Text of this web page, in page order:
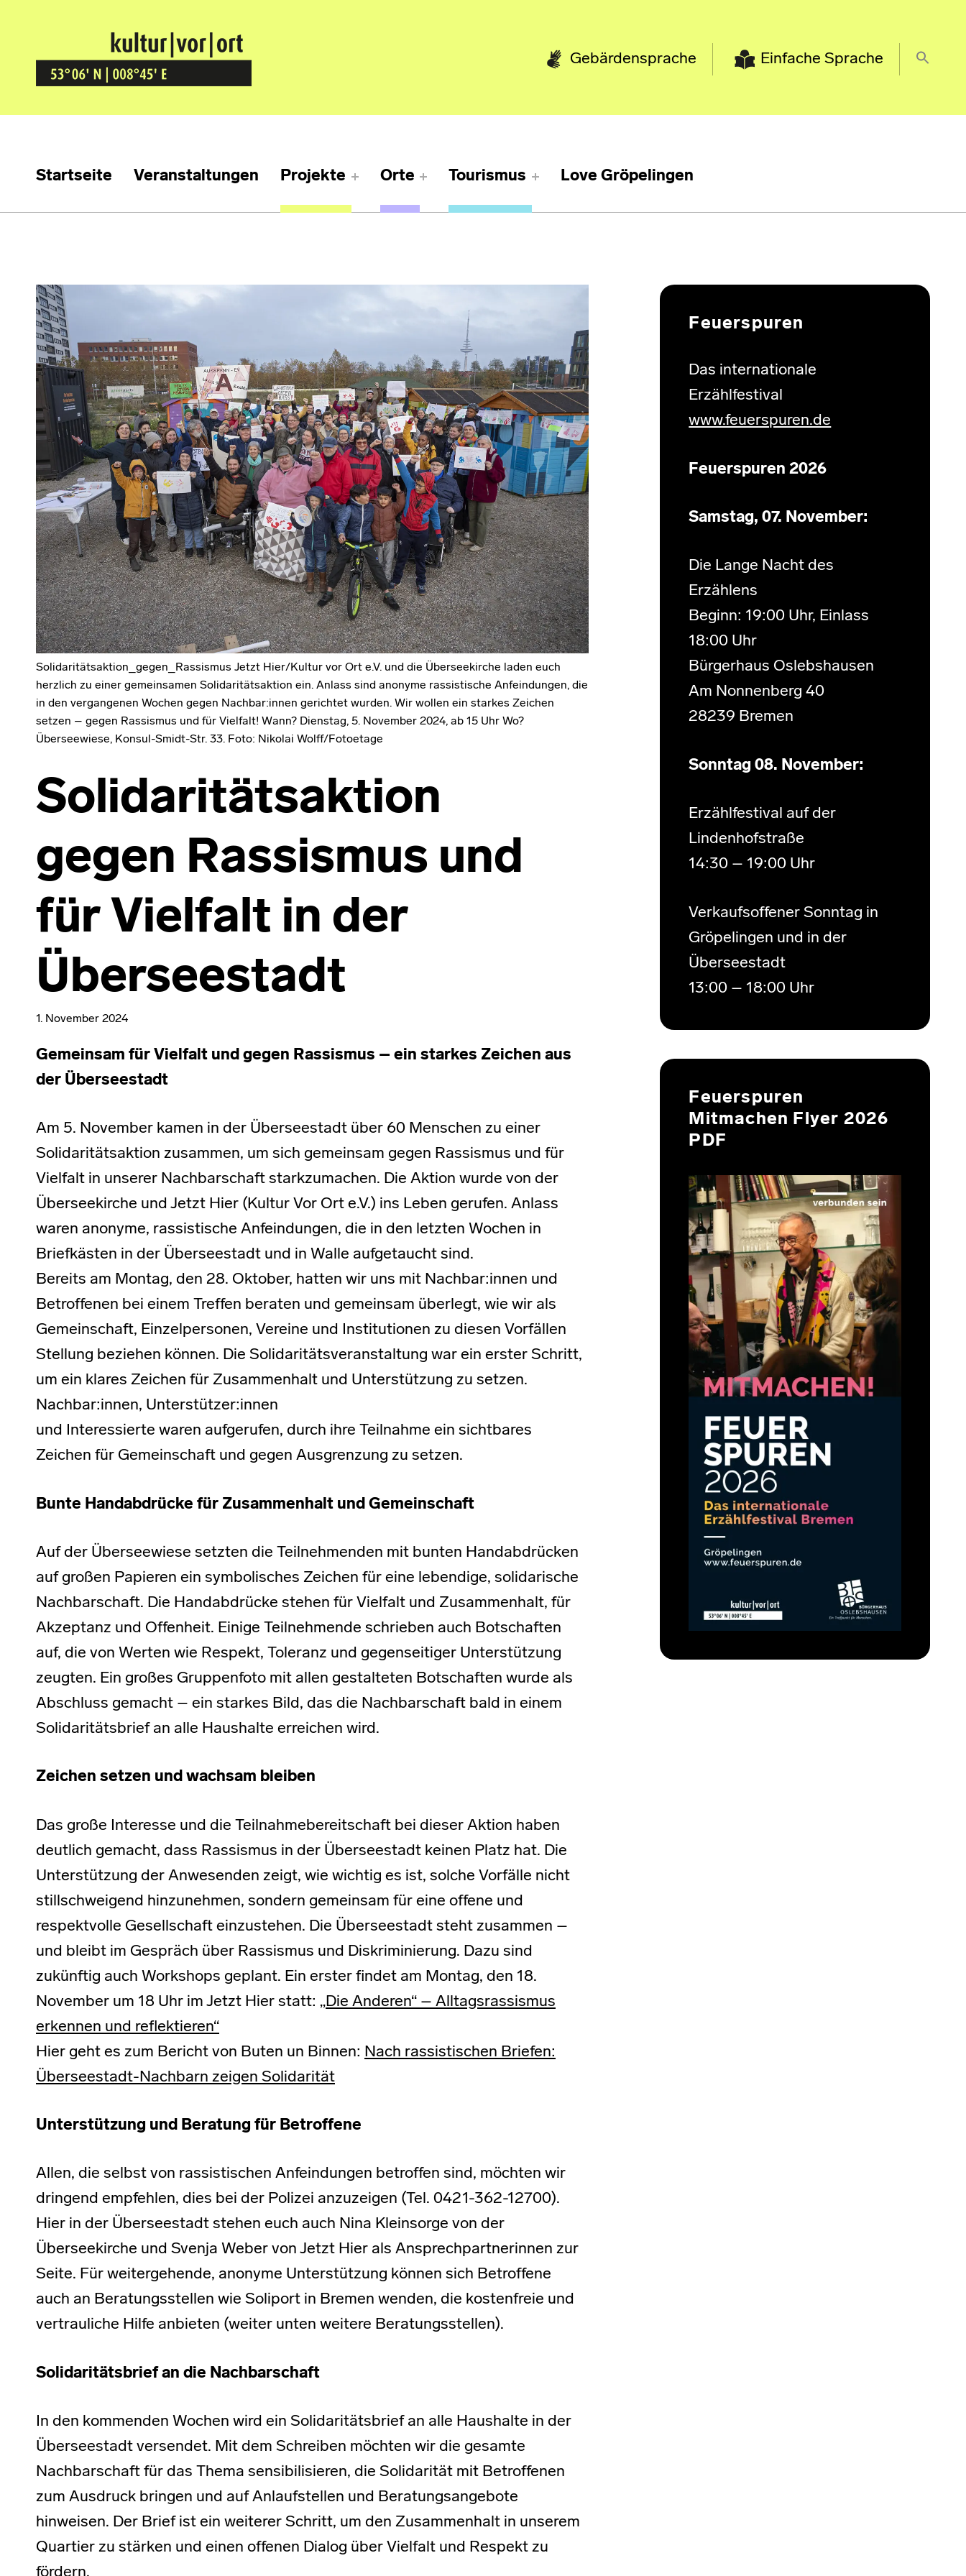
Kultur Vor Ort
BREMEN GRÖPELINGEN Gebärdensprache Einfache Sprache
Startseite Veranstaltungen Projekte Orte Tourismus Love Gröpelingen
Solidaritätsaktion_gegen_Rassismus Jetzt Hier/Kultur vor Ort e.V. und die Überseekirche laden euch
herzlich zu einer gemeinsamen Solidaritätsaktion ein. Anlass sind anonyme rassistische Anfeindungen, die
in den vergangenen Wochen gegen Nachbar:innen gerichtet wurden. Wir wollen ein starkes Zeichen
setzen – gegen Rassismus und für Vielfalt! Wann? Dienstag, 5. November 2024, ab 15 Uhr Wo?
Überseewiese, Konsul-Smidt-Str. 33. Foto: Nikolai Wolff/Fotoetage
Solidaritätsaktion
gegen Rassismus und
für Vielfalt in der
Überseestadt
1. November 2024
Gemeinsam für Vielfalt und gegen Rassismus – ein starkes Zeichen aus
der Überseestadt
Am 5. November kamen in der Überseestadt über 60 Menschen zu einer
Solidaritätsaktion zusammen, um sich gemeinsam gegen Rassismus und für
Vielfalt in unserer Nachbarschaft starkzumachen. Die Aktion wurde von der
Überseekirche und Jetzt Hier (Kultur Vor Ort e.V.) ins Leben gerufen. Anlass
waren anonyme, rassistische Anfeindungen, die in den letzten Wochen in
Briefkästen in der Überseestadt und in Walle aufgetaucht sind.
Bereits am Montag, den 28. Oktober, hatten wir uns mit Nachbar:innen und
Betroffenen bei einem Treffen beraten und gemeinsam überlegt, wie wir als
Gemeinschaft, Einzelpersonen, Vereine und Institutionen zu diesen Vorfällen
Stellung beziehen können. Die Solidaritätsveranstaltung war ein erster Schritt,
um ein klares Zeichen für Zusammenhalt und Unterstützung zu setzen.
Nachbar:innen, Unterstützer:innen
und Interessierte waren aufgerufen, durch ihre Teilnahme ein sichtbares
Zeichen für Gemeinschaft und gegen Ausgrenzung zu setzen.
Bunte Handabdrücke für Zusammenhalt und Gemeinschaft
Auf der Überseewiese setzten die Teilnehmenden mit bunten Handabdrücken
auf großen Papieren ein symbolisches Zeichen für eine lebendige, solidarische
Nachbarschaft. Die Handabdrücke stehen für Vielfalt und Zusammenhalt, für
Akzeptanz und Offenheit. Einige Teilnehmende schrieben auch Botschaften
auf, die von Werten wie Respekt, Toleranz und gegenseitiger Unterstützung
zeugten. Ein großes Gruppenfoto mit allen gestalteten Botschaften wurde als
Abschluss gemacht – ein starkes Bild, das die Nachbarschaft bald in einem
Solidaritätsbrief an alle Haushalte erreichen wird.
Zeichen setzen und wachsam bleiben
Das große Interesse und die Teilnahmebereitschaft bei dieser Aktion haben
deutlich gemacht, dass Rassismus in der Überseestadt keinen Platz hat. Die
Unterstützung der Anwesenden zeigt, wie wichtig es ist, solche Vorfälle nicht
stillschweigend hinzunehmen, sondern gemeinsam für eine offene und
respektvolle Gesellschaft einzustehen. Die Überseestadt steht zusammen –
und bleibt im Gespräch über Rassismus und Diskriminierung. Dazu sind
zukünftig auch Workshops geplant. Ein erster findet am Montag, den 18.
November um 18 Uhr im Jetzt Hier statt: „Die Anderen“ – Alltagsrassismus
erkennen und reflektieren“
Hier geht es zum Bericht von Buten un Binnen: Nach rassistischen Briefen:
Überseestadt-Nachbarn zeigen Solidarität
Unterstützung und Beratung für Betroffene
Allen, die selbst von rassistischen Anfeindungen betroffen sind, möchten wir
dringend empfehlen, dies bei der Polizei anzuzeigen (Tel. 0421-362-12700).
Hier in der Überseestadt stehen euch auch Nina Kleinsorge von der
Überseekirche und Svenja Weber von Jetzt Hier als Ansprechpartnerinnen zur
Seite. Für weitergehende, anonyme Unterstützung können sich Betroffene
auch an Beratungsstellen wie Soliport in Bremen wenden, die kostenfreie und
vertrauliche Hilfe anbieten (weiter unten weitere Beratungsstellen).
Solidaritätsbrief an die Nachbarschaft
In den kommenden Wochen wird ein Solidaritätsbrief an alle Haushalte in der
Überseestadt versendet. Mit dem Schreiben möchten wir die gesamte
Nachbarschaft für das Thema sensibilisieren, die Solidarität mit Betroffenen
zum Ausdruck bringen und auf Anlaufstellen und Beratungsangebote
hinweisen. Der Brief ist ein weiterer Schritt, um den Zusammenhalt in unserem
Quartier zu stärken und einen offenen Dialog über Vielfalt und Respekt zu
Feuerspuren
Das internationale
Erzählfestival
www.feuerspuren.de
Feuerspuren 2026
Samstag, 07. November:
Die Lange Nacht des
Erzählens
Beginn: 19:00 Uhr, Einlass
18:00 Uhr
Bürgerhaus Oslebshausen
Am Nonnenberg 40
28239 Bremen
Sonntag 08. November:
Erzählfestival auf der
Lindenhofstraße
14:30 – 19:00 Uhr
Verkaufsoffener Sonntag in
Gröpelingen und in der
Überseestadt
13:00 – 18:00 Uhr
Feuerspuren
Mitmachen Flyer 2026
PDF